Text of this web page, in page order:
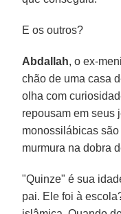
E os outros?
Abdallah, o ex-
chão de uma casa
olha com
repousam em seus
monossilábicas
murmura na dobra
"Quinze" é sua
pai. Ele foi à